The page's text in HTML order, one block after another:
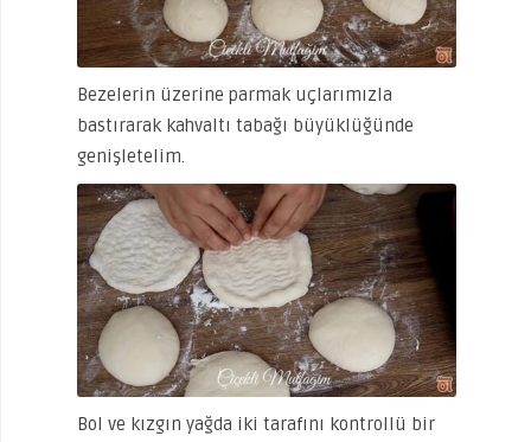
Bezelerin üzerine parmak uçlarımızla
bastırarak kahvaltı tabağı büyüklüğünde
genişletelim.
Bol ve kızgın yağda iki tarafını kontrollü bir